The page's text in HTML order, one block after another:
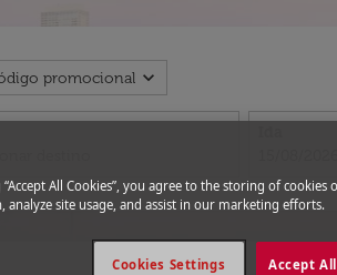
promocional expand_more
“Accept All Cookies”, you agree to the storing of cookies
analyze site usage, and assist in our marketing efforts.
Accept
Cookies Settings